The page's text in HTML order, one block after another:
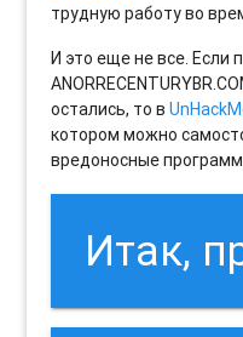
трудную работу во
И это еще не все. Если
остались, то в
котором можно
вредоносные
Итак,